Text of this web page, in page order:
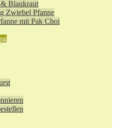
Blaukraut
Zwiebel Pfanne
mit Pak Choi